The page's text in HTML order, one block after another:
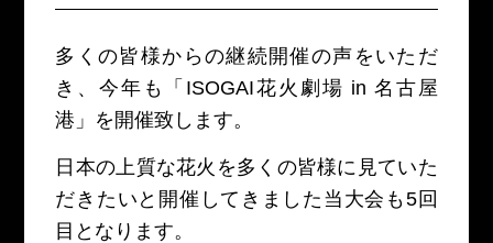
多くの皆様からの継続開催の声をいただ
き、今年も「ISOGAI花火劇場 in 名古屋
港」を開催致します。
日本の上質な花火を多くの皆様に見ていた
だきたいと開催してきました当大会も5回
目となります。